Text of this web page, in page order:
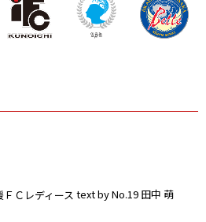
ＦＣレディース text by No.19 田中 萌